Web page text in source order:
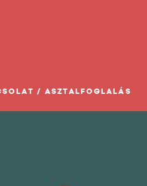
/ ASZTALFOGLALÁS